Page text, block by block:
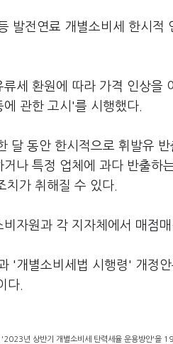
발전연료 개별소비세 한시
세 환원에 따라 가격 인상을
관한 고시'를 시행했다.
달 동안 한시적으로 휘발유
나 특정 업체에 과다 반출하
치가 취해질 수 있다.
자원과 각 지자체에서 매점
'개별소비세법 시행령' 개정
다.
'2023년 상반기 개별소비세 탄력세율 운용방안'을